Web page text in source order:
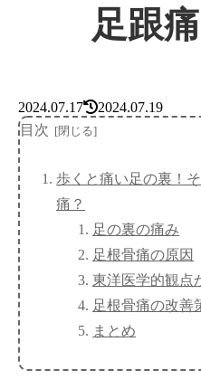
足跟
2024.07.17
2024.07.19
目次
歩くと痛い足の裏！
痛？
足の裏の痛み
足根骨痛の原因
東洋医学的観点
足根骨痛の改善
まとめ